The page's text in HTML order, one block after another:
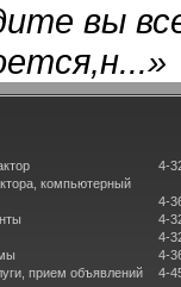
вы
»
компьютерный
прием объявлений
4-
4-
4-
4-
4-
4-